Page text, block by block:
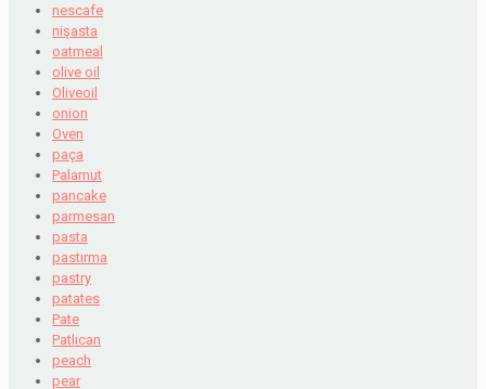
nescafe
nişasta
oatmeal
olive oil
Oliveoil
onion
Oven
paça
Palamut
pancake
parmesan
pasta
pastırma
pastry
patates
Pate
Patlıcan
peach
pear